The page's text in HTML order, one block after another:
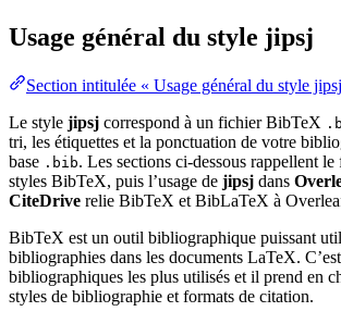
Usage général du style jipsj
Section intitulée « Usage général du style
Le style jipsj correspond à un fichier BibTeX
tri, les étiquettes et la ponctuation de votre
base .bib. Les sections ci-dessous rappellent
styles BibTeX, puis l’usage de jipsj dans
CiteDrive relie BibTeX et BibLaTeX à
BibTeX est un outil bibliographique puissant
bibliographies dans les documents LaTeX.
bibliographiques les plus utilisés et il prend en
styles de bibliographie et formats de citation.